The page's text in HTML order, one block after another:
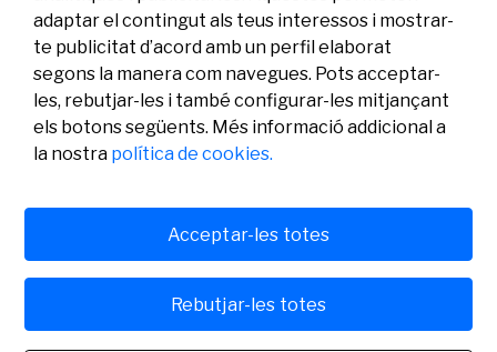
Legal
Avís legal
Activitat
Convocatòries
Social
adaptar el contingut als teus interessos i mostrar-
te publicitat d’acord amb un perfil elaborat
segons la manera com navegues. Pots acceptar-
les, rebutjar-les i també configurar-les mitjançant
els botons següents. Més informació addicional a
la nostra política de cookies.
Rebutjar-les totes
Acceptar-les totes